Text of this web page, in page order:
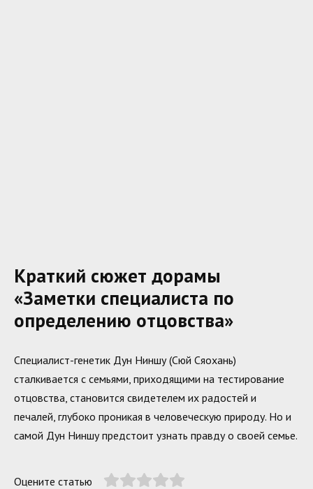
Краткий сюжет дорамы
«Заметки специалиста по
определению отцовства»
Специалист-генетик Дун Ниншу (Сюй Сяохань)
сталкивается с семьями, приходящими на тестирование
отцовства, становится свидетелем их радостей и
печалей, глубоко проникая в человеческую природу. Но и
самой Дун Ниншу предстоит узнать правду о своей семье.
Оцените статью